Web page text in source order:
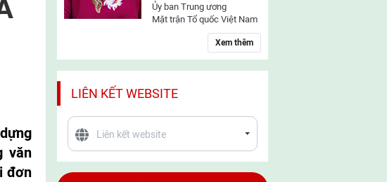
văn
đơn
Ủy ban Trung ương
Mặt trận Tổ quốc Việt Nam
Xem thêm
LIÊN KẾT WEBSITE